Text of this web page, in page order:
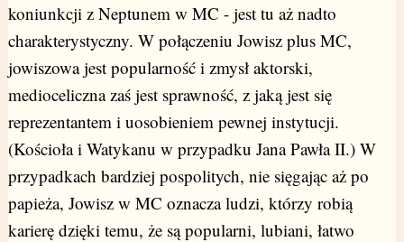
koniunkcji z Neptunem w MC - jest tu aż nadto
charakterystyczny. W połączeniu Jowisz plus MC,
jowiszowa jest popularność i zmysł aktorski,
medioceliczna zaś jest sprawność, z jaką jest się
reprezentantem i uosobieniem pewnej instytucji.
(Kościoła i Watykanu w przypadku Jana Pawła II.) W
przypadkach bardziej pospolitych, nie sięgając aż po
papieża, Jowisz w MC oznacza ludzi, którzy robią
karierę dzięki temu, że są popularni, lubiani, łatwo